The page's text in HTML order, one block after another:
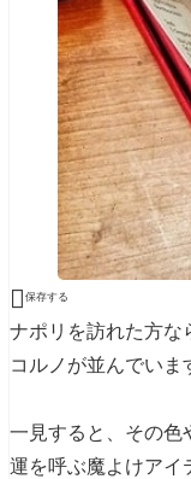
 保存する
ナポリを訪れた方な
コルノが並んでいま
一見すると、その色
運を呼ぶ魔よけアイ